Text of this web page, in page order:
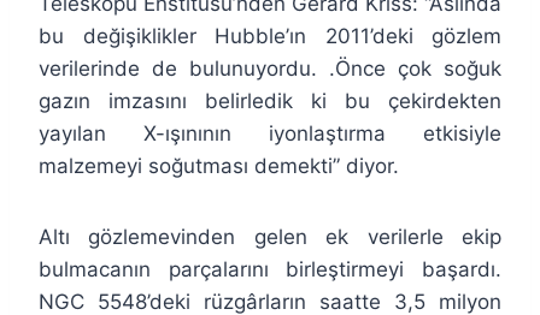
bu değişiklikler Hubble’ın 2011’deki gözlem
verilerinde de bulunuyordu. .Önce çok soğuk
gazın imzasını belirledik ki bu çekirdekten
yayılan X-ışınının iyonlaştırma etkisiyle
malzemeyi soğutması demekti” diyor.
Altı gözlemevinden gelen ek verilerle ekip
bulmacanın parçalarını birleştirmeyi başardı.
NGC 5548’deki rüzgârların saatte 3,5 milyon